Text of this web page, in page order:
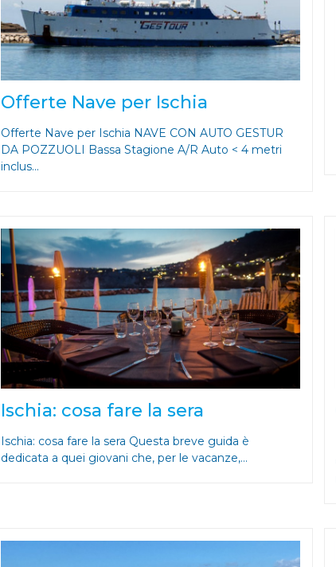
Offerte Nave per Ischia
Offerte Nave per Ischia NAVE CON AUTO GESTUR
DA POZZUOLI Bassa Stagione A/R Auto < 4 metri
inclus...
Ischia: cosa fare la sera
Ischia: cosa fare la sera Questa breve guida è
dedicata a quei giovani che, per le vacanze,...